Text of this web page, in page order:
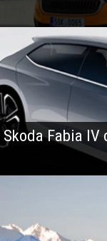
Skoda Fabia